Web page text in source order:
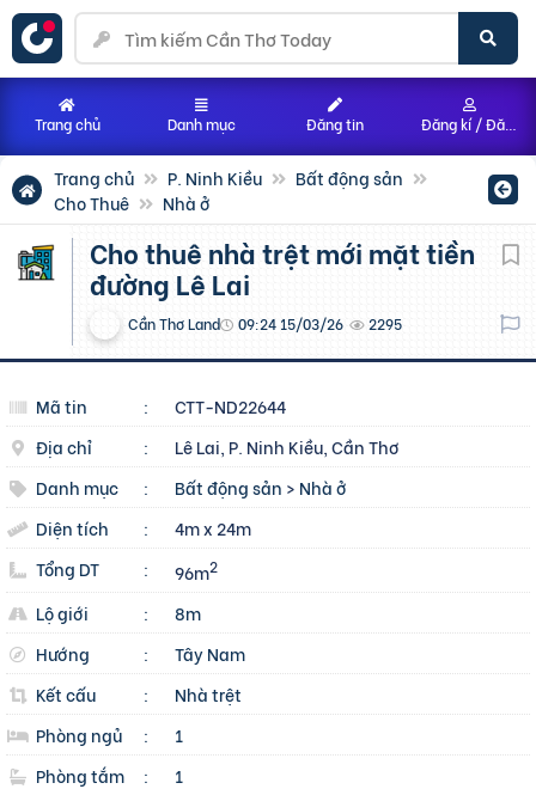
Trang chủ P. Ninh Kiều
Bất động sản
Cho Thuê
Nhà ở
Cho thuê nhà trệt mới mặt tiền
đường Lê Lai
Cần Thơ Land 09:24 15/03/26 2295
Mã tin :
CTT-ND22644
Địa chỉ
:
Lê Lai, P. Ninh Kiều, Cần Thơ
Danh mục
: Bất động sản > Nhà ở
Diện tích
:
4m x 24m
Tổng DT
: 96m2
Lộ giới :
8m
Hướng
:
Tây Nam
Kết cấu
:
Nhà trệt
Phòng ngủ
:
1
Phòng tắm
:
1
Trang chủ Danh mục Đăng tin